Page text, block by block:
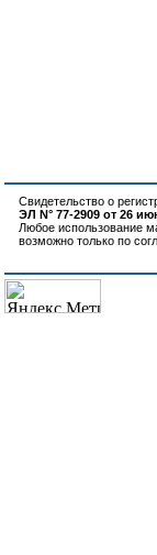
Свидетельство о
ЭЛ N° 77-2909 от 26
Любое использование
возможно только по